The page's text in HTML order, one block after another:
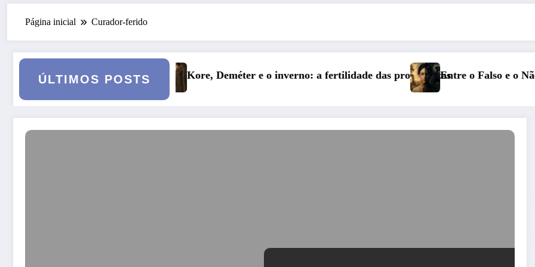
Página inicial Curador-ferido
ÚLTIMOS POSTS
Kore, Deméter e o inverno: a fertilidade das profundezasEntre o Falso e o Não Vivido: trauma, simbolização e